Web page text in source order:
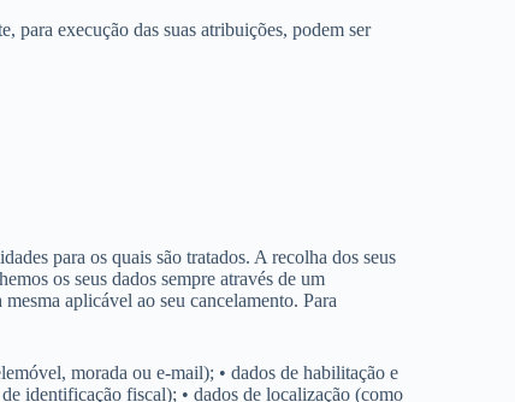
para execução das suas atribuições, podem ser
para os quais são tratados. A recolha dos seus
os seus dados sempre através de um
aplicável ao seu cancelamento. Para
morada ou e-mail); • dados de habilitação e
identificação fiscal); • dados de localização (como